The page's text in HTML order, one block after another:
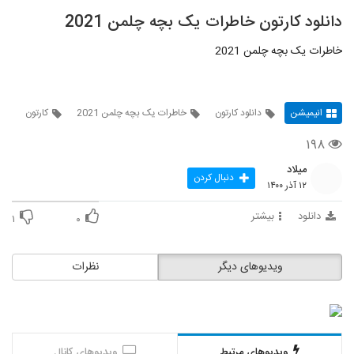
دانلود کارتون خاطرات یک بچه چلمن 2021
خاطرات یک بچه چلمن 2021
انیمیشن دانلود کارتون خاطرات یک بچه چلمن 2021 کارتون
۱۹۸
میلاد
۱۲ آذر ۱۴۰۰ دنبال کردن
دانلود بیشتر ۰ ۱
نظرات ویدیوهای دیگر